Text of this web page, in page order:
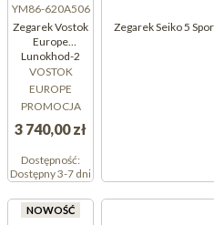
YM86-620A506
Zegarek Vostok
Europe
Lunokhod-2
Limited Edition
YM86-620A506
VOSTOK
EUROPE
PROMOCJA
3 740,00 zł
Dostępność:
Dostępny 3-7 dni
Zegarek Seiko 5
NOWOŚĆ